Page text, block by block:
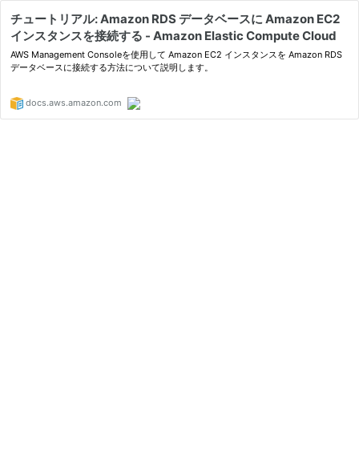
チュートリアル: Amazon RDS データベースに Amazon EC2
インスタンスを接続する - Amazon Elastic Compute Cloud
AWS Management Consoleを使用して Amazon EC2 インスタンスを Amazon RDS
データベースに接続する方法について説明します。
docs.aws.amazon.com